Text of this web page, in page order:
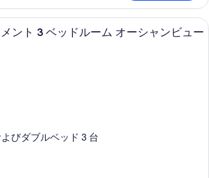
ント 3 ベッドルーム オーシャンビュー
びダブルベッド 3 台